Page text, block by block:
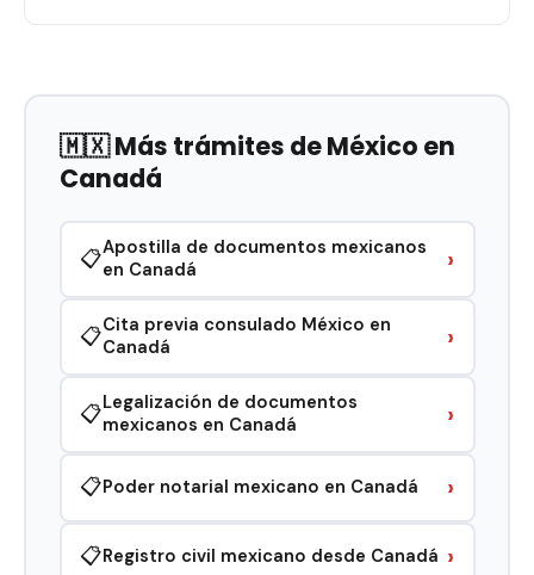
🇲🇽 Más trámites de México en
Canadá
📋Apostilla de documentos mexicanos
en Canadá
›
📋Cita previa consulado México en
Canadá
›
📋Legalización de documentos
mexicanos en Canadá
›
📋Poder notarial mexicano en Canadá ›
📋Registro civil mexicano desde Canadá ›